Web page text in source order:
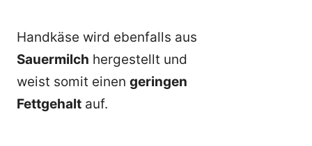
Handkäse wird ebenfalls aus
Sauermilch hergestellt und
weist somit einen geringen
Fettgehalt auf.